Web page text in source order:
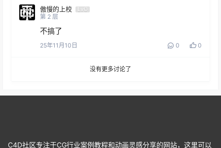
傲慢的上校
Lv0
第 2 层
不搞了
25年11月10日 0 0
没有更多讨论了
C4D社区专注于CG行业案例教程和动画灵感分享的网站，这里可以